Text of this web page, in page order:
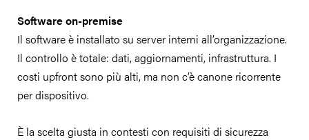
Software on-premise
Il software è installato su server interni all’organizzazione.
Il controllo è totale: dati, aggiornamenti, infrastruttura. I
costi upfront sono più alti, ma non c’è canone ricorrente
per dispositivo.
È la scelta giusta in contesti con requisiti di sicurezza